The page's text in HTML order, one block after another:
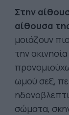
Στην
αίθουσα
μοιάζουν
την
ωμού σεξ,
σώματα,